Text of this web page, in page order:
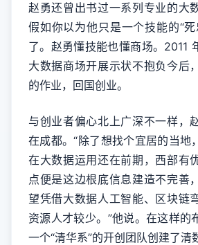
赵勇还曾出书过一系列专业的大
假如你以为他只是一个技能的“
了。赵勇懂技能也懂商场。2011
大数据商场开展示状不抱负今后
的作业，回国创业。
与创业者偏心北上广深不一样，
在成都。“除了想找个宜居的当地
在大数据运用还在前期，西部有
点便是这边根底信息建造不完善
望凭借大数据人工智能、区块链
资源人才较少。”他说。在这样的
一个“清华系”的开创团队创建了清